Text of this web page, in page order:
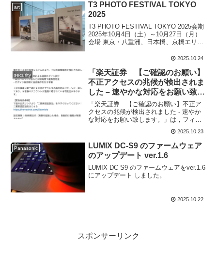
art
T3 PHOTO FESTIVAL TOKYO
2025
T3 PHOTO FESTIVAL TOKYO 2025会期
2025年10月4日（土）～10月27日（月）
会場 東京・八重洲、日本橋、京橋エリア
の感覚を更新公式WEBサイトも，タブロ
2025.10.24
security
「楽天証券 【ご確認のお願い】
不正アクセスの兆候が検出されま
した – 速やかな対応をお願い致し
ます。」は，フィッシング詐欺メ
ール
「楽天証券 【ご確認のお願い】不正ア
クセスの兆候が検出されました - 速やか
な対応をお願い致します。」は，フィッ
2025.10.23
Panasonic
LUMIX DC-S9 のファームウェア
のアップデート ver.1.6
LUMIX DC-S9 のファームウェアをver.1.6
にアップデート しました。
2025.10.22
スポンサーリンク